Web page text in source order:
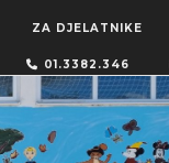
ZA DJELATNIKE
01.3382.346